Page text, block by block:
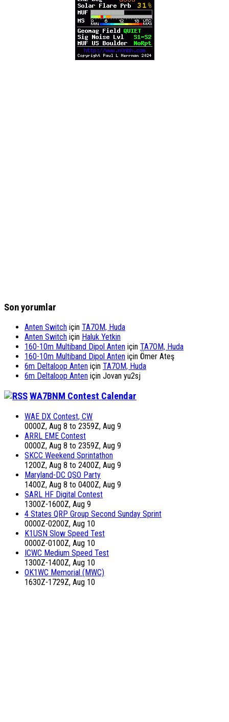
Son yorumlar
Anten Switch için TA7OM, Huda
Anten Switch için Haluk Yetkin
160-10m Multiband Dipol Anten için TA7OM, Huda
160-10m Multiband Dipol Anten için Ömer Ateş
6m Deltaloop Anten için TA7OM, Huda
6m Deltaloop Anten için Jovan yu2sj
WA7BNM Contest Calendar
WAE DX Contest, CW
0000Z, Aug 8 to 2359Z, Aug 9
ARRL EME Contest
0000Z, Aug 8 to 2359Z, Aug 9
SKCC Weekend Sprintathon
1200Z, Aug 8 to 2400Z, Aug 9
Maryland-DC QSO Party
1400Z, Aug 8 to 0400Z, Aug 9
SARL HF Digital Contest
1300Z-1600Z, Aug 9
4 States QRP Group Second Sunday Sprint
0000Z-0200Z, Aug 10
K1USN Slow Speed Test
0000Z-0100Z, Aug 10
ICWC Medium Speed Test
1300Z-1400Z, Aug 10
OK1WC Memorial (MWC)
1630Z-1729Z, Aug 10